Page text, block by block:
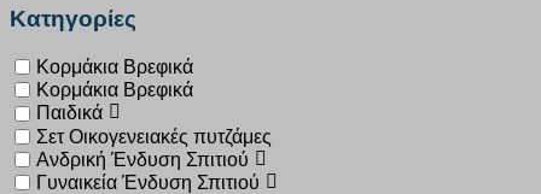
Κατηγορίες
Κορμάκια Βρεφικά
Κορμάκια Βρεφικά
Παιδικά
Σετ Οικογενειακές πυτζάμες
Ανδρική Ένδυση Σπιτιού
Γυναικεία Ένδυση Σπιτιού